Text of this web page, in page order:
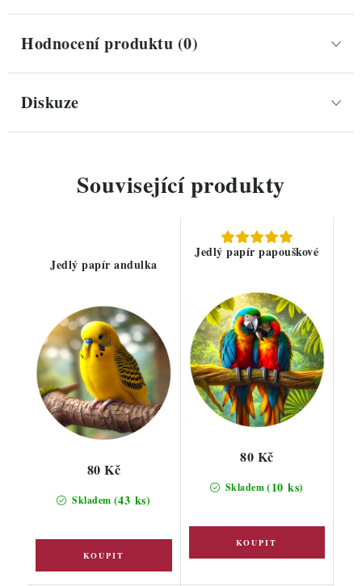
Hodnocení produktu (0)
Diskuze
Související produkty
Jedlý papír andulka
Skladem (43 ks)
80 Kč
Jedlý papír papouškové
Skladem(10 ks)
80 Kč